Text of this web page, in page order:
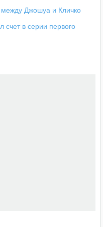
между Джошуа и Кличко
счет в серии первого